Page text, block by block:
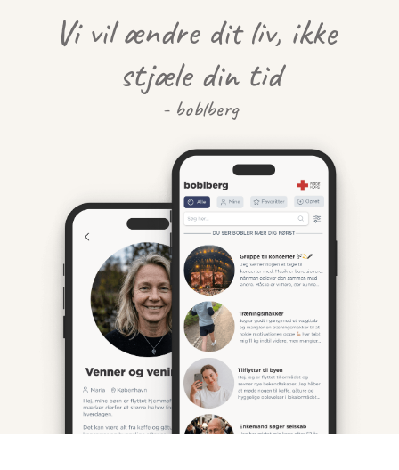
Vi vil ændre dit liv, ikke
stjæle din tid
- boblberg